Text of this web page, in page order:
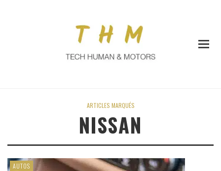
ARTICLES MARQUÉS
NISSAN
AUTOS